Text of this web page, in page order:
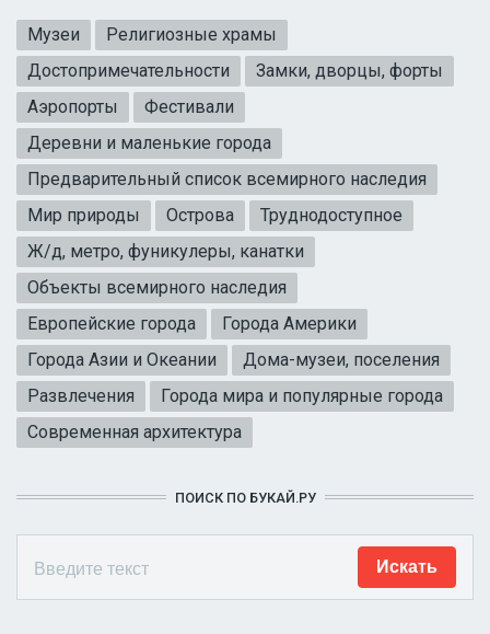
Музеи
Религиозные храмы
Достопримечательности
Замки, дворцы, форты
Аэропорты
Фестивали
Деревни и маленькие города
Предварительный список всемирного наследия
Мир природы
Острова
Труднодоступное
Ж/д, метро, фуникулеры, канатки
Объекты всемирного наследия
Европейские города
Города Америки
Города Азии и Океании
Дома-музеи, поселения
Развлечения
Города мира и популярные города
Современная архитектура
ПОИСК ПО БУКАЙ.РУ